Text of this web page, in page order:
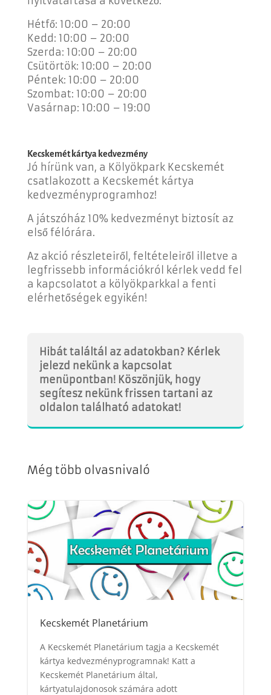
Hétfő: 10:00 – 20:00
Kedd: 10:00 – 20:00
Szerda: 10:00 – 20:00
Csütörtök: 10:00 – 20:00
Péntek: 10:00 – 20:00
Szombat: 10:00 – 20:00
Vasárnap: 10:00 – 19:00
Kecskemét kártya kedvezmény
Jó hírünk van, a Kölyökpark Kecskemét
csatlakozott a Kecskemét kártya
kedvezményprogramhoz!
A játszóház 10% kedvezményt biztosít az
első félórára.
Az akció részleteiről, feltételeiről illetve a
legfrissebb információkról kérlek vedd fel
a kapcsolatot a kölyökparkkal a fenti
elérhetőségek egyikén!
Hibát találtál az adatokban? Kérlek
jelezd nekünk a kapcsolat
menüpontban! Köszönjük, hogy
segítesz nekünk frissen tartani az
oldalon található adatokat!
Még több olvasnivaló
Kecskemét Planetárium
A Kecskemét Planetárium tagja a Kecskemét
kártya kedvezményprogramnak! Katt a
Kecskemét Planetárium által,
kártyatulajdonosok számára adott